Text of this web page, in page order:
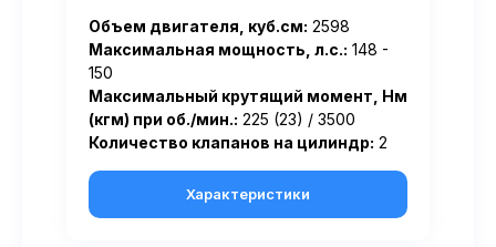
Объем двигателя, куб.см: 2598
Максимальная мощность, л.с.: 148 -
150
Максимальный крутящий момент, Нм
(кгм) при об./мин.: 225 (23) / 3500
Количество клапанов на цилиндр: 2
Характеристики